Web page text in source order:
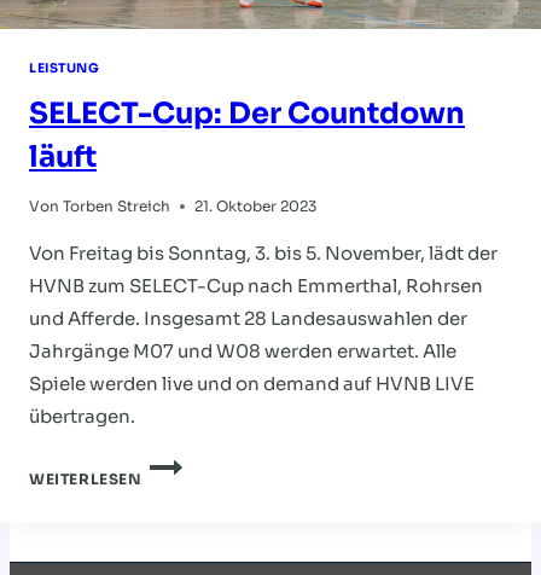
LEISTUNG
SELECT-Cup: Der Countdown
läuft
Von Torben Streich 21. Oktober 2023
Von Freitag bis Sonntag, 3. bis 5. November, lädt der
HVNB zum SELECT-Cup nach Emmerthal, Rohrsen
und Afferde. Insgesamt 28 Landesauswahlen der
Jahrgänge M07 und W08 werden erwartet. Alle
Spiele werden live und on demand auf HVNB LIVE
übertragen.
WEITERLESEN
SELECT-
LÄUFT